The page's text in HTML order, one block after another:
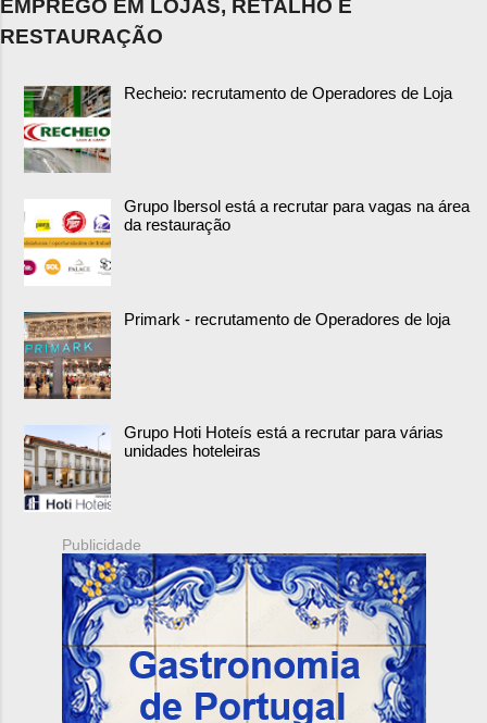
EMPREGO EM LOJAS, RETALHO E
RESTAURAÇÃO
Recheio: recrutamento de Operadores de Loja
Grupo Ibersol está a recrutar para vagas na área
da restauração
Primark - recrutamento de Operadores de loja
Grupo Hoti Hoteís está a recrutar para várias
unidades hoteleiras
Publicidade